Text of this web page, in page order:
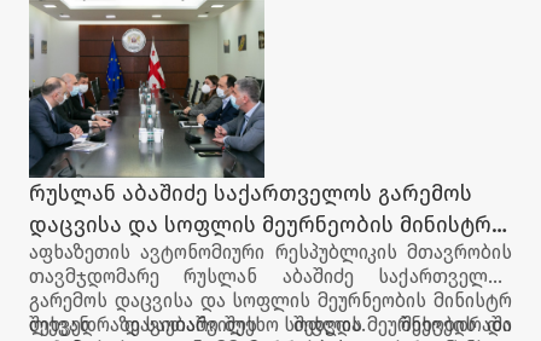
რუსლან აბაშიძე საქართველოს გარემოს
დაცვისა და სოფლის მეურნეობის მინისტრს
შეხვდა
აფხაზეთის ავტონომიური რესპუბლიკის მთავრობის
თავმჯდომარე რუსლან აბაშიძე საქართველოს
გარემოს დაცვისა და სოფლის მეურნეობის მინისტრ
ლევან დავითაშვილს შეხვდა. შეხვედრაში
შეხვედრაზე საუბარი შეეხო სოფლის მეურნეობის და